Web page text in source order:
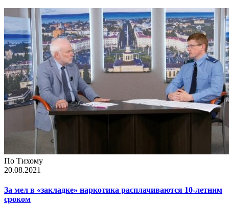
По Тихому
20.08.2021
За мел в «закладке» наркотика расплачиваются 10-летним
сроком